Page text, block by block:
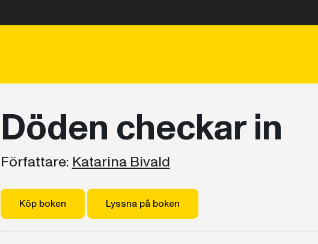
Döden checkar in
Författare: Katarina Bivald
Köp boken Lyssna på boken